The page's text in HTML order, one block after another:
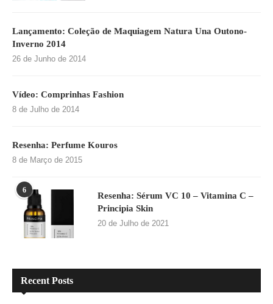
Lançamento: Coleção de Maquiagem Natura Una Outono-
Inverno 2014
26 de Junho de 2014
Vídeo: Comprinhas Fashion
8 de Julho de 2014
Resenha: Perfume Kouros
8 de Março de 2015
6
Resenha: Sérum VC 10 – Vitamina C –
Principia Skin
20 de Julho de 2021
Recent Posts